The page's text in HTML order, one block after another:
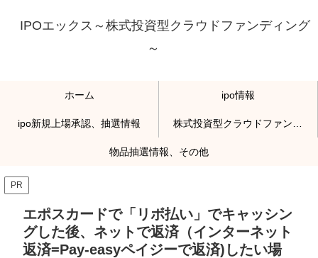
IPOエックス～株式投資型クラウドファンディング
～
ホーム ipo情報
ipo新規上場承認、抽選情報
物品抽選情報、その他
PR
エポスカードで「リボ払い」でキャッシン
グした後、ネットで返済（インターネット
返済=Pay-easyペイジーで返済)したい場